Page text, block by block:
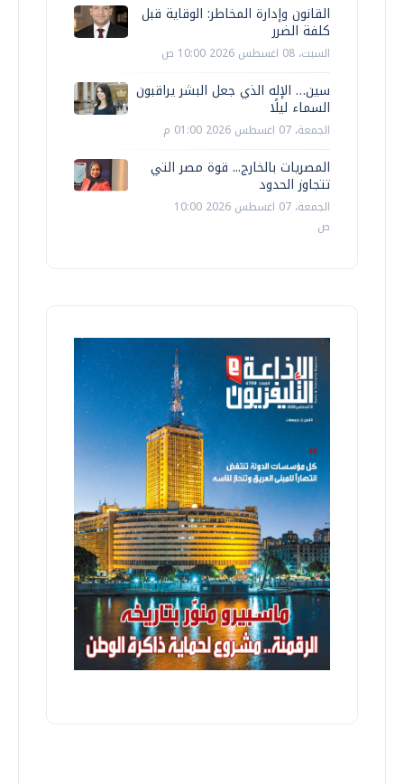
القانون وإدارة المخاطر: الوقاية قبل
كلفة الضرر
السبت، 08 اغسطس 2026 10:00 ص
سين… الإله الذي جعل البشر يراقبون
السماء ليلًا
الجمعة، 07 اغسطس 2026 01:00 م
المصريات بالخارج... قوة مصر التي
تتجاوز الحدود
الجمعة، 07 اغسطس 2026 10:00
ص